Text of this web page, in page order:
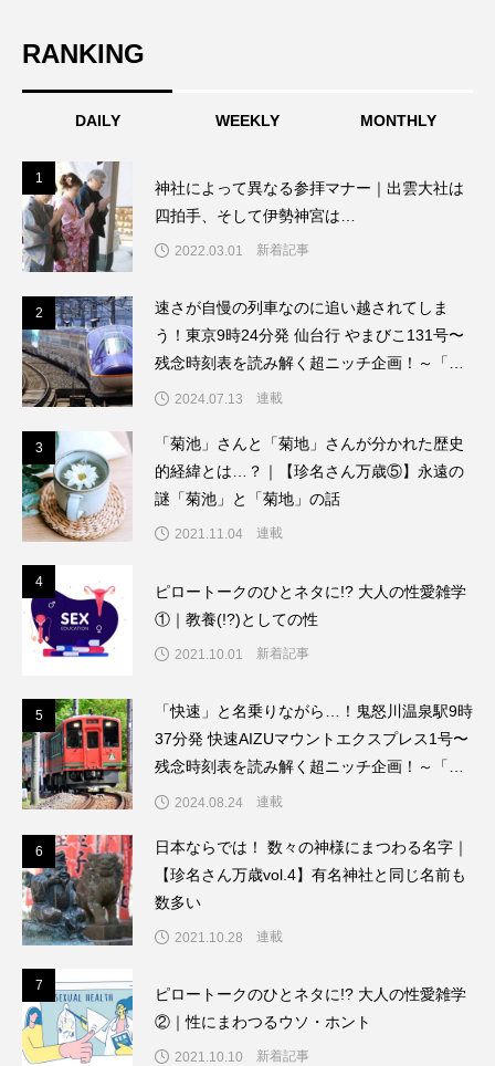
RANKING
DAILY WEEKLY MONTHLY
1
神社によって異なる参拝マナー｜出雲大社は
四拍手、そして伊勢神宮は…
2022.03.01 新着記事
2
速さが自慢の列車なのに追い越されてしま
う！東京9時24分発 仙台行 やまびこ131号〜
残念時刻表を読み解く超ニッチ企画！～「渡
辺雅史の残念な鉄道時刻表」第8回
2024.07.13 連載
3
「菊池」さんと「菊地」さんが分かれた歴史
的経緯とは…？｜【珍名さん万歳⑤】永遠の
謎「菊池」と「菊地」の話
2021.11.04 連載
4
ピロートークのひとネタに!? 大人の性愛雑学
①｜教養(!?)としての性
2021.10.01 新着記事
5
「快速」と名乗りながら…！鬼怒川温泉駅9時
37分発 快速AIZUマウントエクスプレス1号〜
残念時刻表を読み解く超ニッチ企画！～「渡
辺雅史の残念な鉄道時刻表」第9回
2024.08.24 連載
6
日本ならでは！ 数々の神様にまつわる名字｜
【珍名さん万歳vol.4】有名神社と同じ名前も
数多い
2021.10.28 連載
7
ピロートークのひとネタに!? 大人の性愛雑学
②｜性にまわつるウソ・ホント
2021.10.10 新着記事